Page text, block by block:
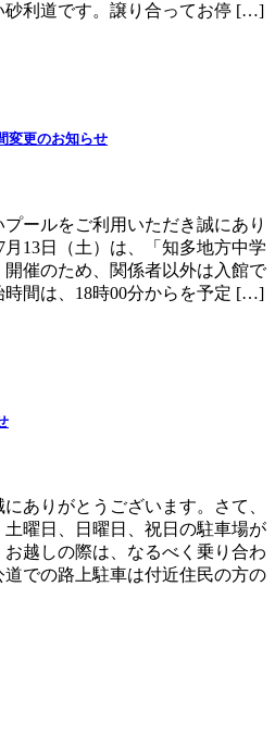
利道です。譲り合ってお停 […]
変更のお知らせ
ールをご利用いただき誠にあり
13日（土）は、「知多地方中学
催のため、関係者以外は入館で
時間は、18時00分からを予定 […]
ありがとうございます。さて、
曜日、日曜日、祝日の駐車場が
越しの際は、なるべく乗り合わ
での路上駐車は付近住民の方の